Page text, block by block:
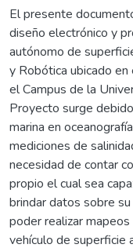
El presente
diseño electrónico y
autónomo de
y Robótica ubicado
el Campus de la
Proyecto surge
marina en
mediciones de
necesidad de contar
propio el cual sea
brindar datos sobre
poder realizar
vehículo de superficie